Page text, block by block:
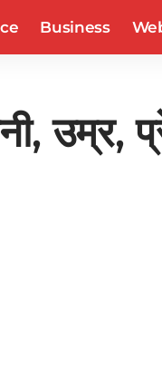
Business